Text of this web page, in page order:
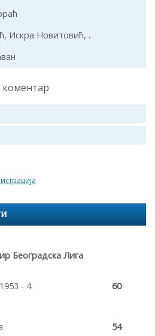
Искра Новитовић, .
коментар
Београдска Лига
- 4 60
54